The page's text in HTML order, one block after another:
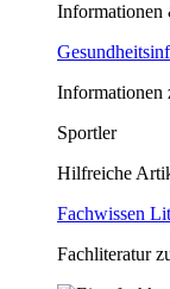
Informationen
Informationen
Sportler
Hilfreiche
Fachwissen
Fachliteratur